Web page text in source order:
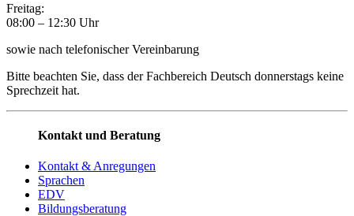
Freitag:
08:00 – 12:30 Uhr
sowie nach telefonischer Vereinbarung
Bitte beachten Sie, dass der Fachbereich Deutsch donnerstags keine
Sprechzeit hat.
Kontakt und Beratung
Kontakt & Anregungen
Sprachen
EDV
Bildungsberatung